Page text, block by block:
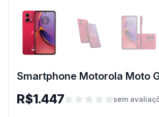
Smartphone Motorola Moto
R$1.447 sem